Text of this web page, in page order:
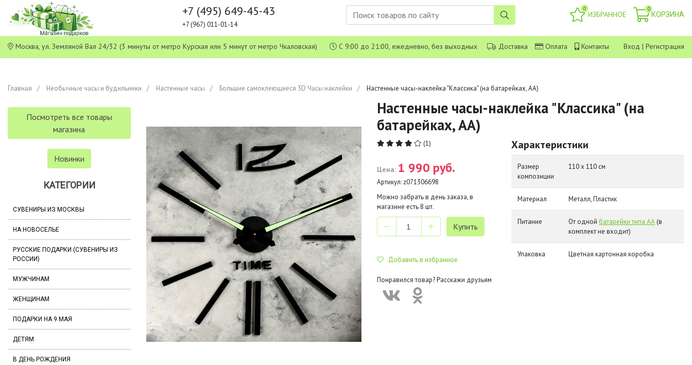
+7 (495) 649-45-43
+7 (967) 011-01-14
0
ИЗБРАННОЕ
0
КОРЗИНА
Москва, ул. Земляной Вал 24/32 (3 минуты от метро Курская или 5 минут от метро Чкаловская) С 9:00 до 21:00, ежедневно, без выходных Доставка Оплата Контакты Вход | Регистрация
Главная Необычные часы и будильники Настенные часы Большие самоклеющиеся 3D Часы наклейки Настенные часы-наклейка "Классика" (на батарейках, АА)
Посмотреть все товары
магазина
Новинки
КАТЕГОРИИ
СУВЕНИРЫ ИЗ МОСКВЫ
НА НОВОСЕЛЬЕ
РУССКИЕ ПОДАРКИ (СУВЕНИРЫ ИЗ
РОССИИ)
МУЖЧИНАМ
ЖЕНЩИНАМ
ПОДАРКИ НА 9 МАЯ
ДЕТЯМ
В ДЕНЬ РОЖДЕНИЯ
Настенные часы-наклейка "Классика" (на
батарейках, АА)
(1)
Цена: 1 990 руб.
Артикул: z071306698
Можно забрать в день заказа, в
магазине есть 8 шт.
Добавить в избранное
Понравился товар? Расскажи друзьям
Характеристики
Размер
композиции
110 х 110 см
Материал Металл, Пластик
Питание От однойбатарейки типа АА (в
комплект не входит)
Упаковка Цветная картонная коробка